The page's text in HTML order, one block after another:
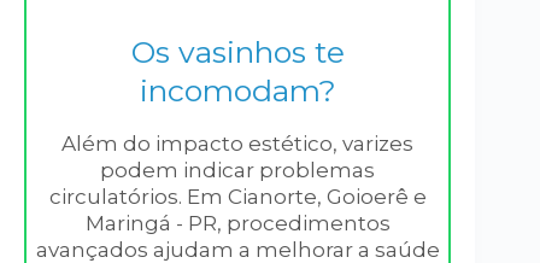
Os vasinhos te
incomodam?
Além do impacto estético, varizes
podem indicar problemas
circulatórios. Em Cianorte, Goioerê e
Maringá - PR, procedimentos
avançados ajudam a melhorar a saúde